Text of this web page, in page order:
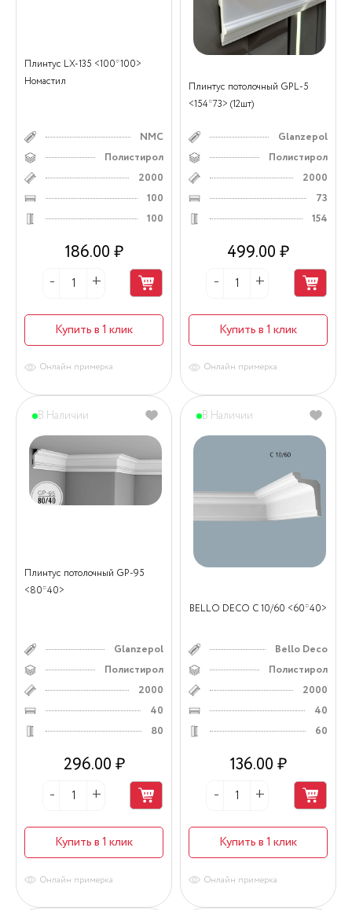
Плинтус LX-135 <100*100>
Номастил
NMC
Полистирол
2000
100
100
186.00 ₽
Купить в 1 клик
Онлайн примерка
Плинтус потолочный GPL-5
<154*73> (12шт)
Glanzepol
Полистирол
2000
73
154
499.00 ₽
Купить в 1 клик
Онлайн примерка
Плинтус потолочный GP-95
<80*40>
Glanzepol
Полистирол
2000
40
80
296.00 ₽
Купить в 1 клик
В Наличии
Онлайн примерка
BELLO DECO С 10/60 <60*40>
Bello Deco
Полистирол
2000
40
60
136.00 ₽
Купить в 1 клик
В Наличии
Онлайн примерка